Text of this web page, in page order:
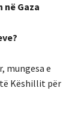
në Gaza
mungesa e
Këshillit për